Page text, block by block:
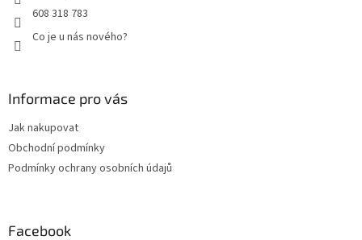
608 318 783
Co je u nás nového?
Informace pro vás
Jak nakupovat
Obchodní podmínky
Podmínky ochrany osobních údajů
Facebook